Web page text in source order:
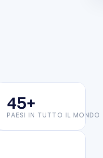
45+
PAESI IN TUTTO IL MONDO